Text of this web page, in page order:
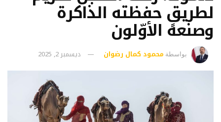
لطريقٍ حفظته الذاكرة
وصنعه الأوّلون
بواسطة محمود كمال رضوان ديسمبر 2, 2025